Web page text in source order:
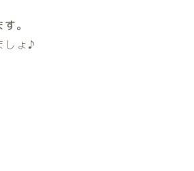
。
しょ♪